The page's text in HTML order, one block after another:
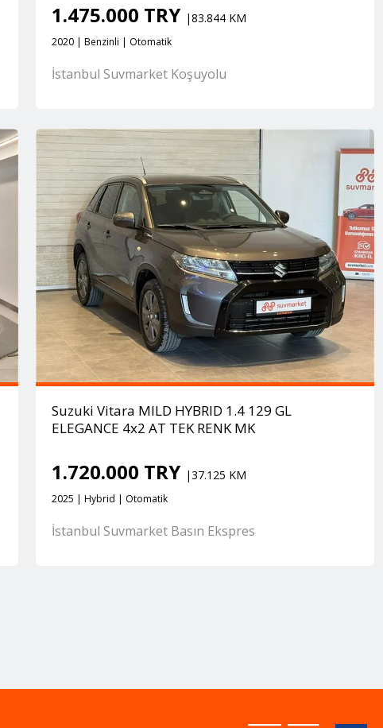
1.475.000 TRY |83.844 KM
2020 | Benzinli | Otomatik
İstanbul Suvmarket Koşuyolu
Suzuki Vitara MILD HYBRID 1.4 129 GL
ELEGANCE 4x2 AT TEK RENK MK
1.720.000 TRY |37.125 KM
2025 | Hybrid | Otomatik
İstanbul Suvmarket Basın Ekspres